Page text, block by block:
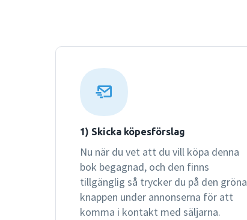
1) Skicka köpesförslag
Nu när du vet att du vill köpa denna
bok begagnad, och den finns
tillgänglig så trycker du på den gröna
knappen under annonserna för att
komma i kontakt med säljarna.